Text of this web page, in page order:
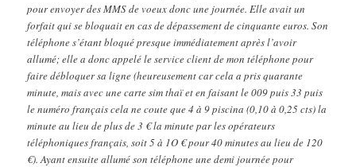
pour envoyer des MMS de voeux donc une journée. Elle avait un
forfait qui se bloquait en cas de dépassement de cinquante euros. Son
téléphone s’étant bloqué presque immédiatement après l’avoir
allumé; elle a donc appelé le service client de mon téléphone pour
faire débloquer sa ligne (heureusement car cela a pris quarante
minute, mais avec une carte sim thaï et en faisant le 009 puis 33 puis
le numéro français cela ne coute que 4 à 9 piscina (0,10 à 0,25 cts) la
minute au lieu de plus de 3 € la minute par les opérateurs
téléphoniques français, soit 5 à 1O € pour 40 minutes au lieu de 120
€). Ayant ensuite allumé son téléphone une demi journée pour